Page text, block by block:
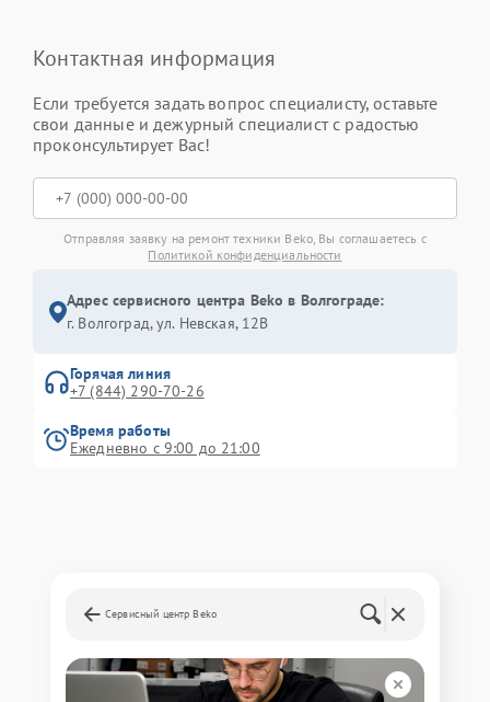
Контактная информация
Если требуется задать вопрос специалисту, оставьте
свои данные и дежурный специалист с радостью
проконсультирует Вас!
Отправляя заявку на ремонт техники Beko, Вы соглашаетесь с
Политикой конфиденциальности
Адрес сервисного центра Beko в Волгограде:
г. Волгоград, ул. Невская, 12В
Горячая линия
+7 (844) 290-70-26
Время работы
Ежедневно с 9:00 до 21:00
Сервисный центр Beko